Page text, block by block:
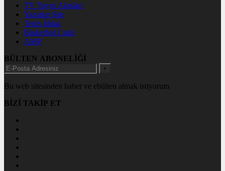
TV Yayın Akışları
Yazarlar Site
Tenis İddaa
Basketbol Canlı
AMP
BÜLTEN ABONELİĞİ
+
Bu web sitesinden haber ve ebülten almak istiyorum
BİZİ TAKİP ET